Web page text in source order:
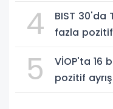
4
BIST 30'da
fazla pozitif
5
VİOP'ta 16
pozitif